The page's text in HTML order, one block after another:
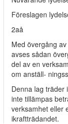
Föreslagen
2aå
Med övergång
avses sådan
del av en
om anställ-
Denna lag träder
inte tillämpas
verksamhet eller
ikraftträdandet.